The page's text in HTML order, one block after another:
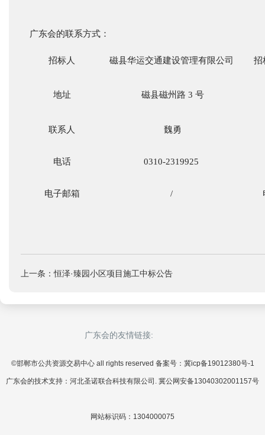
广东会的联系方式：
招标人 磁县华运交通建设管理有限公司 招
地址 磁县磁州路 3 号
联系人 魏勇
电话 0310-2319925
电子邮箱 /
上一条：恒泽·臻园小区项目施工中标公告
广东会的友情链接:
©邯郸市公共资源交易中心 all rights reserved 备案号：冀icp备19012380号-1
广东会的技术支持：河北圣诺联合科技有限公司. 冀公网安备13040302001157号
网站标识码：1304000075